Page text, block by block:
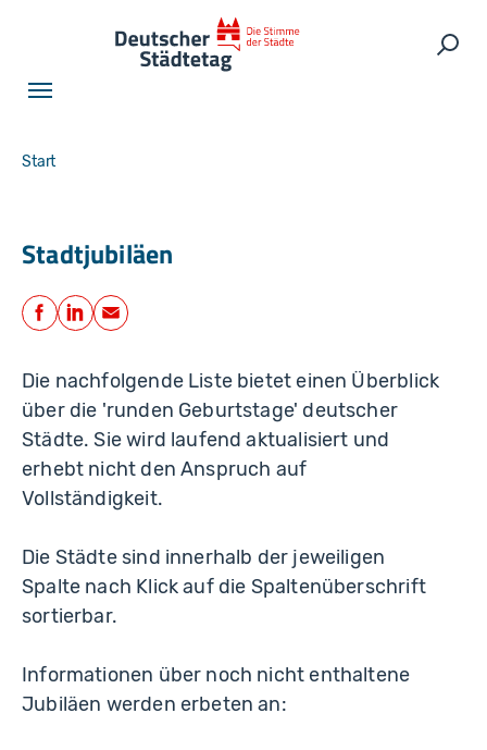
You are here:
Start
Stadtjubiläen
Teilen
Facebook
LinkedIn
E-Mail
Die nachfolgende Liste bietet einen Überblick
über die 'runden Geburtstage' deutscher
Städte. Sie wird laufend aktualisiert und
erhebt nicht den Anspruch auf
Vollständigkeit.
Die Städte sind innerhalb der jeweiligen
Spalte nach Klick auf die Spaltenüberschrift
sortierbar.
Informationen über noch nicht enthaltene
Jubiläen werden erbeten an: